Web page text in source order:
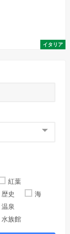
イタリア
紅葉
歴史
海
温泉
水族館